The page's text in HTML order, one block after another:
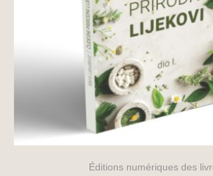
Éditions numériques des